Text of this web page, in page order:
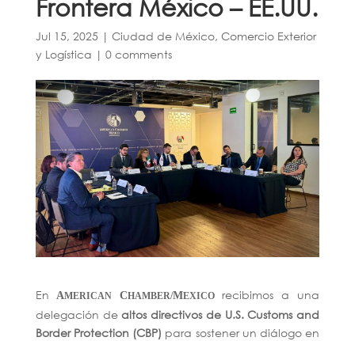
Frontera México – EE.UU.
Jul 15, 2025 | Ciudad de México, Comercio Exterior
y Logística | 0 comments
En AMERICANCHAMBER/MEXICOrecibimos a una
delegación dealtos directivos de U.S. Customs and
Border Protection (CBP) para sostener un diálogo en